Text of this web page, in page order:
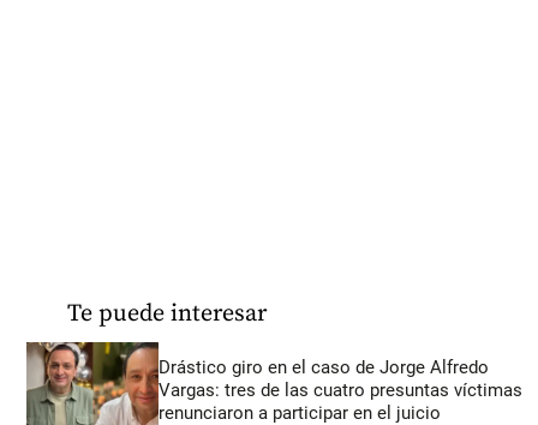
Te puede interesar
Drástico giro en el caso de Jorge Alfredo
Vargas: tres de las cuatro presuntas víctimas
renunciaron a participar en el juicio